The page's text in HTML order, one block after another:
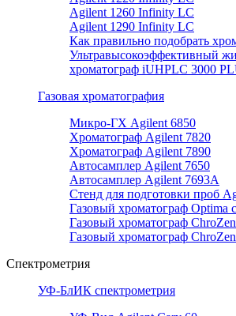
Agilent 1260 Infinity LC
Agilent 1290 Infinity LC
Как правильно подобрать
Ультравысокоэффективный
хроматограф iUHPLC 3000
Газовая хроматография
Микро-ГХ Agilent 6850
Хроматограф Agilent 7820
Хроматограф Agilent 7890
Автосамплер Agilent 7650
Автосамплер Agilent 7693A
Стенд для подготовки проб
Газовый хроматограф Optima
Газовый хроматограф ChroZen
Газовый хроматограф
Спектрометрия
УФ-БлИК спектрометрия